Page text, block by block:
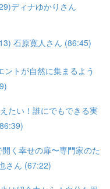
ディナゆかりさん
石原寛人さん (86:45)
トが自然に集まるよう
たい！誰にでもできる実
く幸せの扉〜専門家のた
さん (67:22)